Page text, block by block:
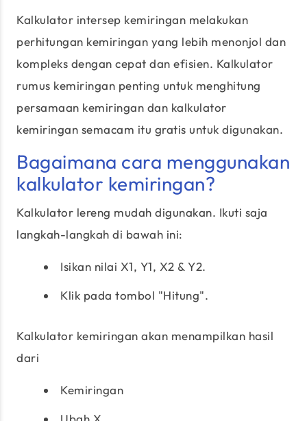
Kalkulator intersep kemiringan melakukan
perhitungan kemiringan yang lebih menonjol dan
kompleks dengan cepat dan efisien. Kalkulator
rumus kemiringan penting untuk menghitung
persamaan kemiringan dan kalkulator
kemiringan semacam itu gratis untuk digunakan.
Bagaimana cara menggunakan
kalkulator kemiringan?
Kalkulator lereng mudah digunakan. Ikuti saja
langkah-langkah di bawah ini:
Isikan nilai X1, Y1, X2 & Y2.
Klik pada tombol "Hitung".
Kalkulator kemiringan akan menampilkan hasil
dari
Kemiringan